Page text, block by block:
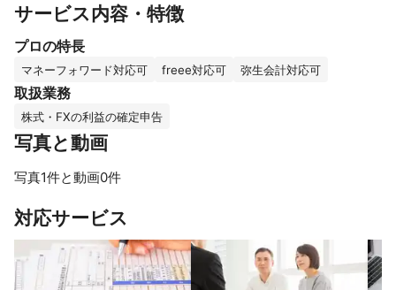
サービス内容・特徴
プロの特長
マネーフォワード対応可 freee対応可 弥生会計対応可
取扱業務
株式・FXの利益の確定申告
写真と動画
写真1件と動画0件
対応サービス